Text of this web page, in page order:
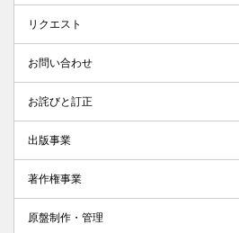
リクエスト
お問い合わせ
お詫びと訂正
出版事業
著作権事業
原盤制作・管理